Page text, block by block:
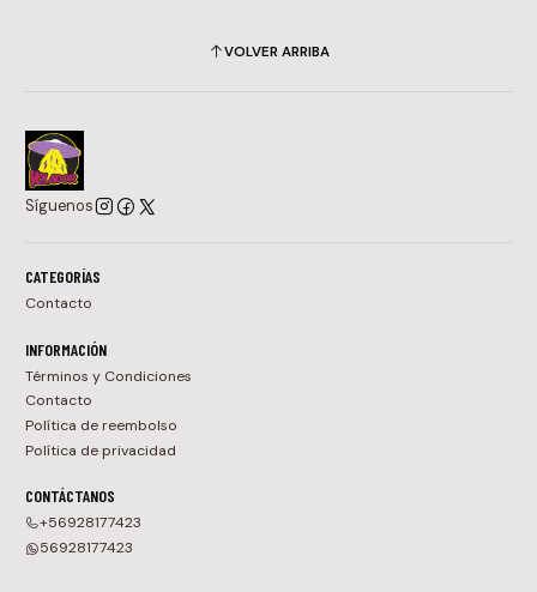
VOLVER ARRIBA
Síguenos
CATEGORÍAS
Contacto
INFORMACIÓN
Términos y Condiciones
Contacto
Política de reembolso
Política de privacidad
CONTÁCTANOS
+56928177423
56928177423